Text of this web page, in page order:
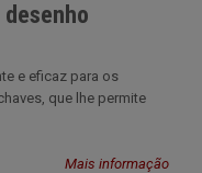
e eficaz para os
que lhe permite
Mais informação